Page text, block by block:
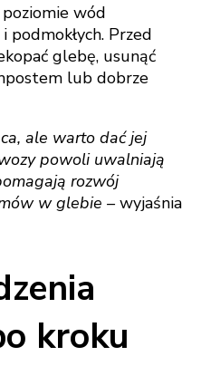
wód
Przed
glebę, usunąć
lub dobrze
ale warto dać jej
powoli uwalniają
rozwój
w glebie – wyjaśnia
kroku